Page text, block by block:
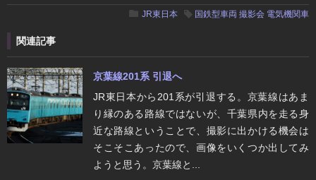
JR東日本 国鉄型車両 撮影会 電気機関車
関連記事
京葉線201系 引退へ
JR東日本から201系が引退する。京葉線はあま
り縁のある路線ではないが、千葉県内を走る身
近な路線ということで、撮影に出かける機会は
そこそこあったので、画像をいくつか出してみ
ようと思う。京葉線と...